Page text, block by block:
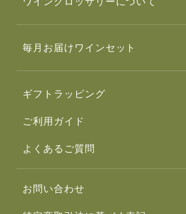
毎月お届けワインセット
ギフトラッピング
ご利用ガイド
よくあるご質問
お問い合わせ